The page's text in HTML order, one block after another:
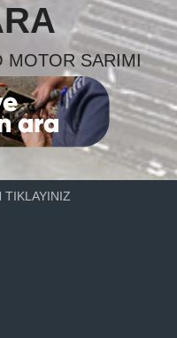
MOTOR SARIMI
TIKLAYINIZ